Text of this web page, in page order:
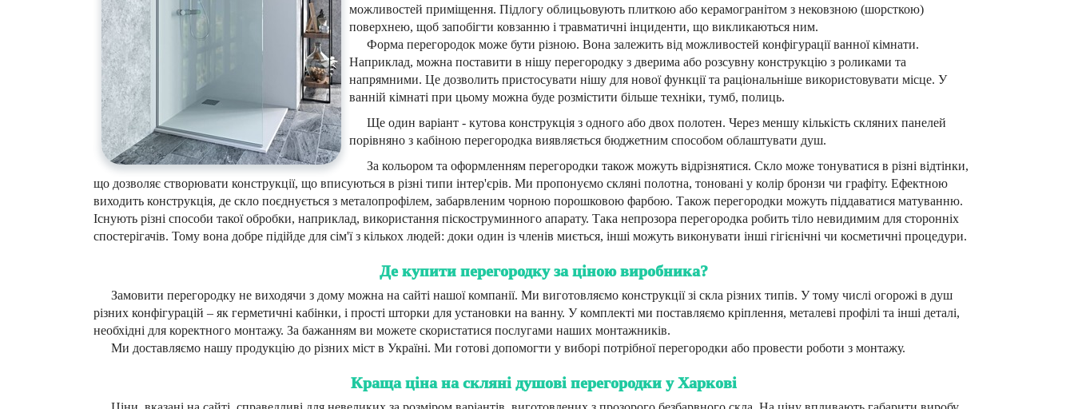
можливостей приміщення. Підлогу облицьовують плиткою або керамогранітом з нековзною (шорсткою)
поверхнею, щоб запобігти ковзанню і травматичні інциденти, що викликаються ним.
Форма перегородок може бути різною. Вона залежить від можливостей конфігурації ванної кімнати.
Наприклад, можна поставити в нішу перегородку з дверима або розсувну конструкцію з роликами та
напрямними. Це дозволить пристосувати нішу для нової функції та раціональніше використовувати місце. У
ванній кімнаті при цьому можна буде розмістити більше техніки, тумб, полиць.
Ще один варіант - кутова конструкція з одного або двох полотен. Через меншу кількість скляних панелей
порівняно з кабіною перегородка виявляється бюджетним способом облаштувати душ.
За кольором та оформленням перегородки також можуть відрізнятися. Скло може тонуватися в різні відтінки,
що дозволяє створювати конструкції, що вписуються в різні типи інтер'єрів. Ми пропонуємо скляні полотна, тоновані у колір бронзи чи графіту. Ефектною
виходить конструкція, де скло поєднується з металопрофілем, забарвленим чорною порошковою фарбою. Також перегородки можуть піддаватися матуванню.
Існують різні способи такої обробки, наприклад, використання піскоструминного апарату. Така непрозора перегородка робить тіло невидимим для сторонніх
спостерігачів. Тому вона добре підійде для сім'ї з кількох людей: доки один із членів миється, інші можуть виконувати інші гігієнічні чи косметичні процедури.
Де купити перегородку за ціною виробника?
Замовити перегородку не виходячи з дому можна на сайті нашої компанії. Ми виготовляємо конструкції зі скла різних типів. У тому числі огорожі в душ
різних конфігурацій – як герметичні кабінки, і прості шторки для установки на ванну. У комплекті ми поставляємо кріплення, металеві профілі та інші деталі,
необхідні для коректного монтажу. За бажанням ви можете скористатися послугами наших монтажників.
Ми доставляємо нашу продукцію до різних міст в Україні. Ми готові допомогти у виборі потрібної перегородки або провести роботи з монтажу.
Краща ціна на скляні душові перегородки у Харкові